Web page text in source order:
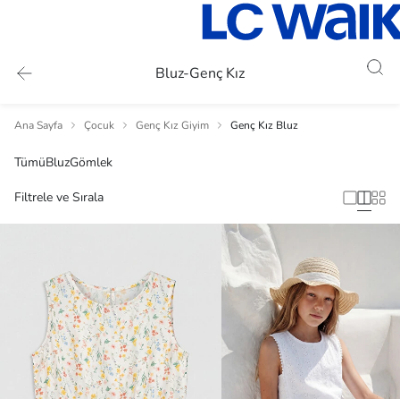
Bluz-Genç Kız
Ana Sayfa Çocuk Genç Kız Giyim Genç Kız Bluz
TümüBluzGömlek
Filtrele ve Sırala